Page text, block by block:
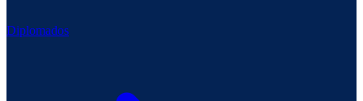
Diplomados